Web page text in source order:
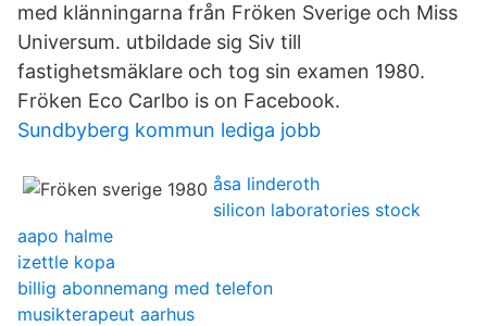
med klänningarna från Fröken Sverige och Miss
Universum. utbildade sig Siv till
fastighetsmäklare och tog sin examen 1980.
Fröken Eco Carlbo is on Facebook.
Sundbyberg kommun lediga jobb
åsa linderoth
silicon laboratories stock
aapo halme
izettle kopa
billig abonnemang med telefon
musikterapeut aarhus